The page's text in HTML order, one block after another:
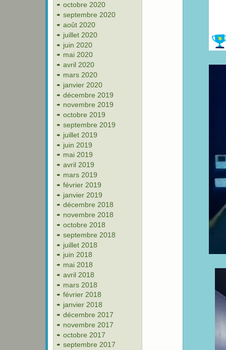
octobre 2020
septembre 2020
août 2020
juillet 2020
juin 2020
mai 2020
avril 2020
mars 2020
janvier 2020
décembre 2019
novembre 2019
octobre 2019
septembre 2019
juillet 2019
juin 2019
mai 2019
avril 2019
mars 2019
février 2019
janvier 2019
décembre 2018
novembre 2018
octobre 2018
septembre 2018
juillet 2018
juin 2018
mai 2018
avril 2018
mars 2018
février 2018
janvier 2018
décembre 2017
novembre 2017
octobre 2017
septembre 2017